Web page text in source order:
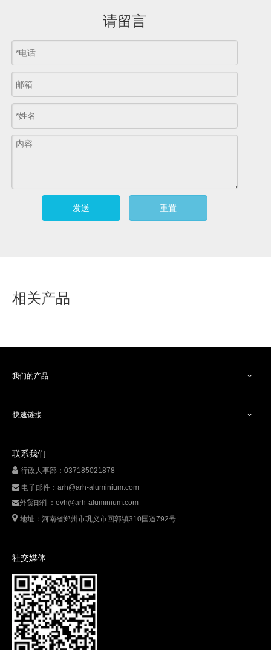
0.300，
0.360，
43104
请留言
发送 重置
相关产品
我们的产品
快速链接
联系我们
 行政人事部：037185021878
 电子邮件： arh@arh-aluminium.com
外贸邮件： evh@arh-aluminium.com
 地址：河南省郑州市巩义市回郭镇310国道792号
社交媒体